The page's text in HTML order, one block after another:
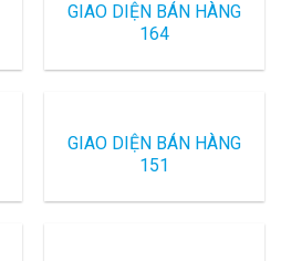
GIAO DIỆN BÁN HÀNG
164
GIAO DIỆN BÁN HÀNG
151